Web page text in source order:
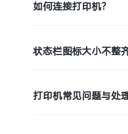
如何连接打印机？
状态栏图标大小不整
打印机常见问题与处